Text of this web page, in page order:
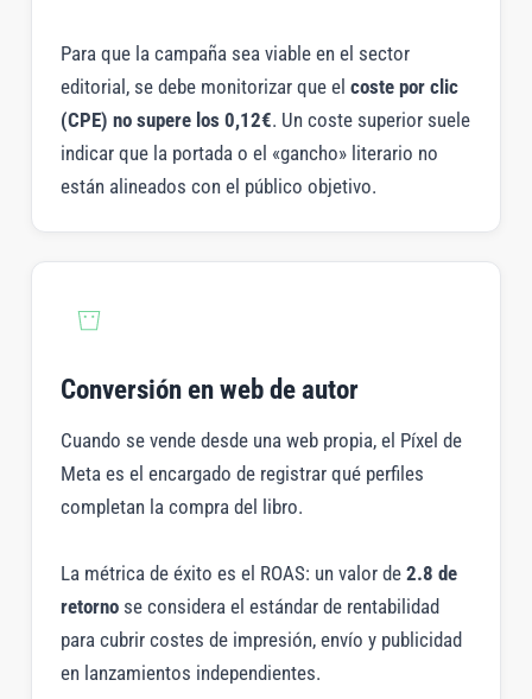
Para que la campaña sea viable en el sector
editorial, se debe monitorizar que el coste por clic
(CPE) no supere los 0,12€. Un coste superior suele
indicar que la portada o el «gancho» literario no
están alineados con el público objetivo.
Conversión en web de autor
Cuando se vende desde una web propia, el Píxel de
Meta es el encargado de registrar qué perfiles
completan la compra del libro.
La métrica de éxito es el ROAS: un valor de 2.8 de
retornose considera el estándar de rentabilidad
para cubrir costes de impresión, envío y publicidad
en lanzamientos independientes.